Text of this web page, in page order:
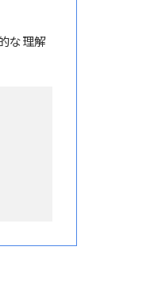
な理解